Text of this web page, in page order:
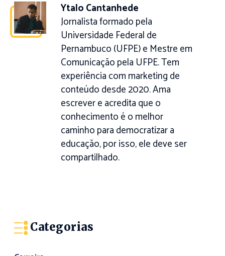
Ytalo Cantanhede
Jornalista formado pela
Universidade Federal de
Pernambuco (UFPE) e Mestre em
Comunicação pela UFPE. Tem
experiência com marketing de
conteúdo desde 2020. Ama
escrever e acredita que o
conhecimento é o melhor
caminho para democratizar a
educação, por isso, ele deve ser
compartilhado.
Categorias